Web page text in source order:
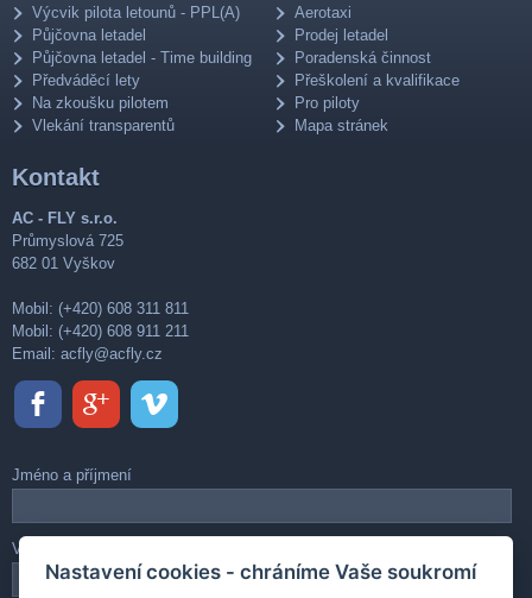
Výcvik pilota letounů - PPL(A)
Půjčovna letadel
Půjčovna letadel - Time building
Předváděcí lety
Na zkoušku pilotem
Vlekání transparentů
Aerotaxi
Prodej letadel
Poradenská činnost
Přeškolení a kvalifikace
Pro piloty
Mapa stránek
Kontakt
AC - FLY s.r.o.
Průmyslová 725
682 01 Vyškov
Mobil: (+420) 608 311 811
Mobil: (+420) 608 911 211
Email: acfly@acfly.cz
Jméno a příjmení
Váš e-mail
Nastavení cookies - chráníme Vaše soukromí